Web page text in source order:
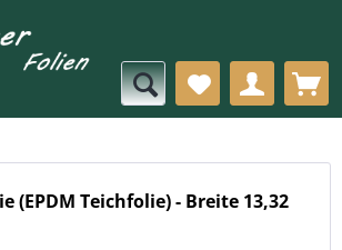
(EPDM Teichfolie) - Breite 13,32